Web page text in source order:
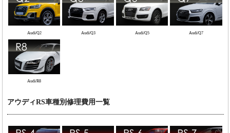
Audi/Q2 Audi/Q3 Audi/Q5 Audi/Q7
Audi/R8
アウディRS車種別修理費用一覧